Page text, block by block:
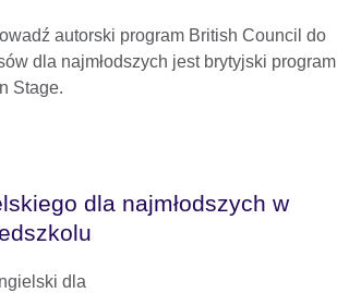
autorski program British Council do
dla najmłodszych jest brytyjski program
Stage.
dla najmłodszych w
dla